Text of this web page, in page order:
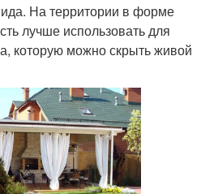
На территории в форме
лучше использовать для
которую можно скрыть живой